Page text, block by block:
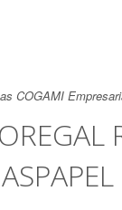
COGAMI